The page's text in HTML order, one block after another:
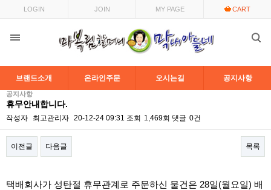
LOGIN JOIN MY PAGE CART
브랜드소개 온라인주문 오시는길 공지사항
공지사항
휴무안내합니다.
작성자 최고관리자 20-12-24 09:31 조회 1,469회 댓글 0건
이전글 다음글 목록
택배회사가 성탄절 휴무관계로 주문하신 물건은 28일(월요일) 배